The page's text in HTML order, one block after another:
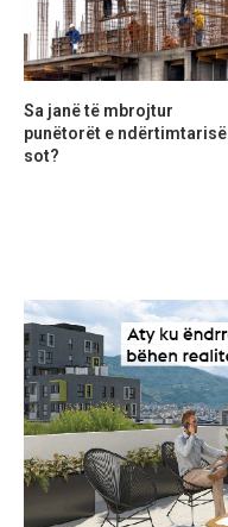
Sa janë të mbrojtur
punëtorët e ndërtimtarisë
sot?